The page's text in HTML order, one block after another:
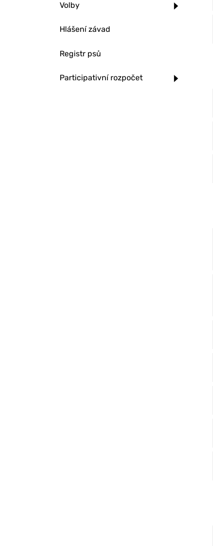
Volby
Hlášení závad
Registr psů
Participativní rozpočet